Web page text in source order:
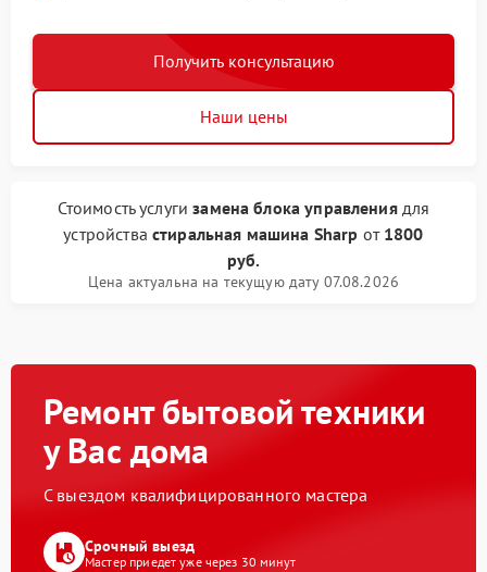
Получить консультацию
Наши цены
Стоимость услугизамена блока управлениядля
устройства стиральная машина Sharp от 1800
руб.
Цена актуальна на текущую дату 07.08.2026
Ремонт бытовой техники
у Вас дома
С выездом квалифицированного мастера
Срочный выезд
Мастер приедет уже через 30 минут